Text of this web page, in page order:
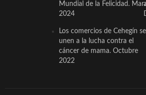
Mundial de la Felicidad.
2024
Los comercios de Cehegín se
unen a la lucha contra el
cáncer de mama. Octubre
2022